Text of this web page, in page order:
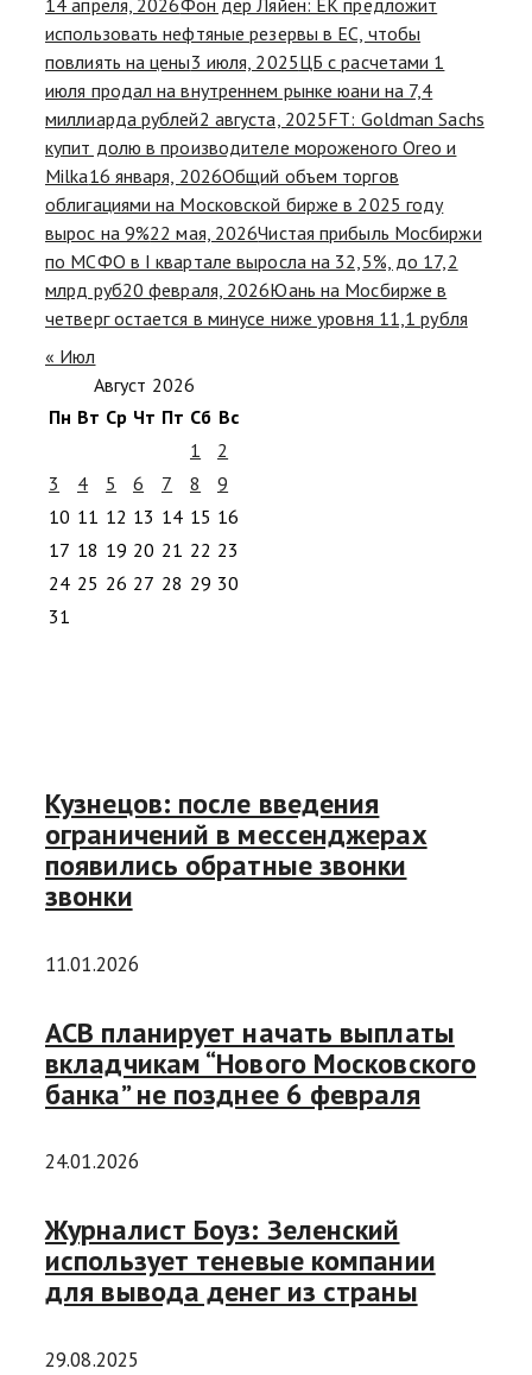
использовать нефтяные резервы в ЕС, чтобы
повлиять на цены3 июля, 2025ЦБ с расчетами 1
июля продал на внутреннем рынке юани на 7,4
миллиарда рублей2 августа, 2025FT: Goldman Sachs
купит долю в производителе мороженого Oreo и
Milka16 января, 2026Общий объем торгов
облигациями на Московской бирже в 2025 году
вырос на 9%22 мая, 2026Чистая прибыль Мосбиржи
по МСФО в I квартале выросла на 32,5%, до 17,2
млрд руб20 февраля, 2026Юань на Мосбирже в
четверг остается в минусе ниже уровня 11,1 рубля
« Июл
Август 2026
Пн Вт Ср Чт Пт Сб Вс
1
2
3
4 5 6 7 8
9
10 11 12 13 14 15 16
17 18 19 20 21 22 23
24 25 26 27 28 29 30
31
Кузнецов: после введения
ограничений в мессенджерах
появились обратные звонки
звонки
11.01.2026
АСВ планирует начать выплаты
вкладчикам “Нового Московского
банка” не позднее 6 февраля
24.01.2026
Журналист Боуз: Зеленский
использует теневые компании
для вывода денег из страны
29.08.2025